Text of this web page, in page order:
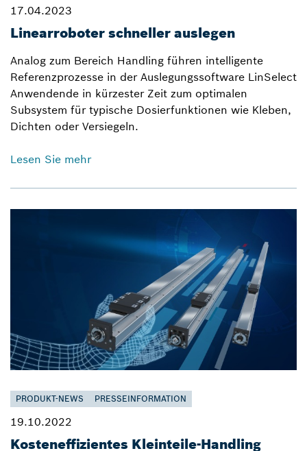
17.04.2023
Linearroboter schneller auslegen
Analog zum Bereich Handling führen intelligente
Referenzprozesse in der Auslegungssoftware LinSelect
Anwendende in kürzester Zeit zum optimalen
Subsystem für typische Dosierfunktionen wie Kleben,
Dichten oder Versiegeln.
Lesen Sie mehr
PRODUKT-NEWS PRESSEINFORMATION
19.10.2022
Kosteneffizientes Kleinteile-Handling